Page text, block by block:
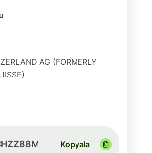
AG (FORMERLY
Kopyala